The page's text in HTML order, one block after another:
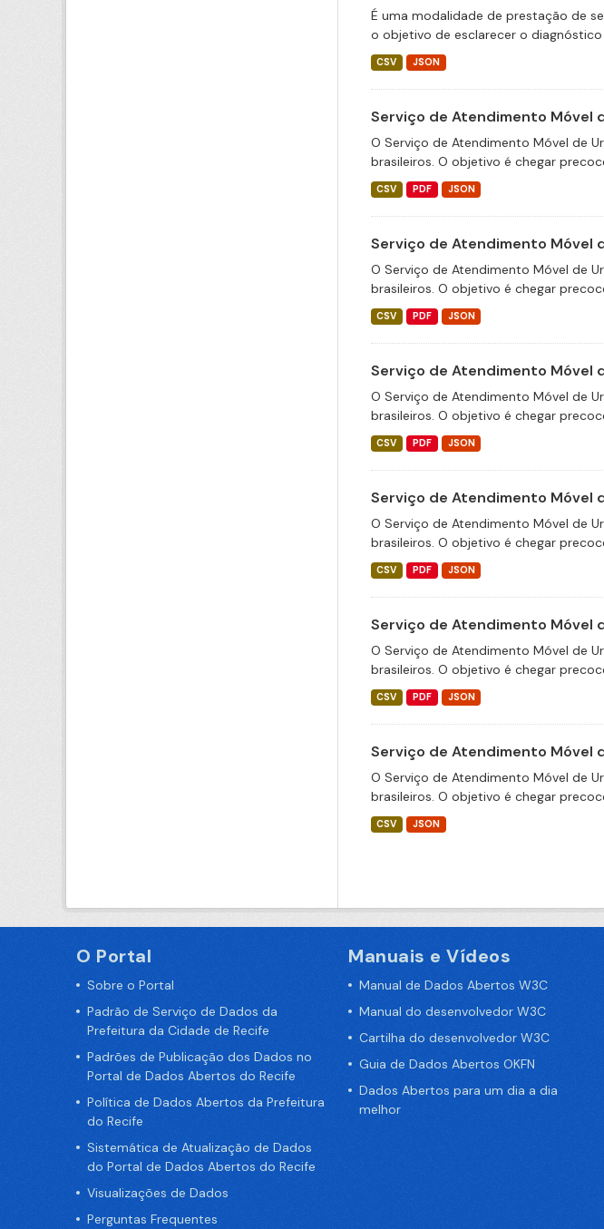
É uma modalidade de prestação de
o objetivo de esclarecer o diagnóstico
CSV JSON
Serviço de Atendimento Móvel
O Serviço de Atendimento Móvel de
brasileiros. O objetivo é chegar
CSV PDF JSON
Serviço de Atendimento Móvel
O Serviço de Atendimento Móvel de
brasileiros. O objetivo é chegar
CSV PDF JSON
Serviço de Atendimento Móvel
O Serviço de Atendimento Móvel de
brasileiros. O objetivo é chegar
CSV PDF JSON
Serviço de Atendimento Móvel
O Serviço de Atendimento Móvel de
brasileiros. O objetivo é chegar
CSV PDF JSON
Serviço de Atendimento Móvel
O Serviço de Atendimento Móvel de
brasileiros. O objetivo é chegar
CSV PDF JSON
Serviço de Atendimento Móvel
O Serviço de Atendimento Móvel de
brasileiros. O objetivo é chegar
CSV JSON
O Portal
Sobre o Portal
Padrão de Serviço de Dados da
Prefeitura da Cidade de Recife
Padrões de Publicação dos Dados no
Portal de Dados Abertos do Recife
Política de Dados Abertos da Prefeitura
do Recife
Sistemática de Atualização de Dados
do Portal de Dados Abertos do Recife
Visualizações de Dados
Perguntas Frequentes
Manuais e Vídeos
Manual de Dados Abertos W3C
Manual do desenvolvedor W3C
Cartilha do desenvolvedor W3C
Guia de Dados Abertos OKFN
Dados Abertos para um dia a dia
melhor